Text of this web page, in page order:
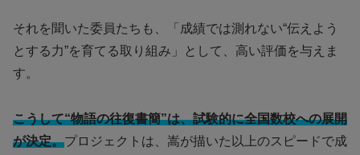
それを聞いた委員たちも、「成績では測れない“伝えよう
とする力”を育てる取り組み」として、高い評価を与えま
す。
こうして“物語の往復書簡”は、試験的に全国数校への展開
が決定。プロジェクトは、嵩が描いた以上のスピードで成